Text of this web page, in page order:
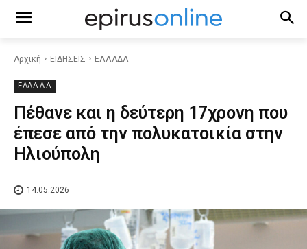
Αρχική ΕΙΔΗΣΕΙΣ ΕΛΛΑΔΑ
ΕΛΛΑΔΑ
Πέθανε και η δεύτερη 17χρονη που
έπεσε από την πολυκατοικία στην
Ηλιούπολη
14.05.2026